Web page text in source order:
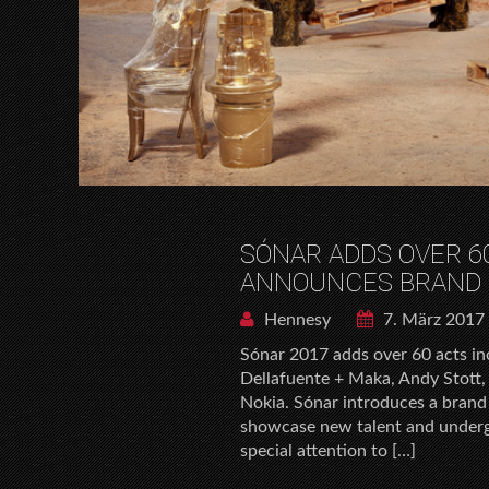
SÓNAR ADDS OVER
ANNOUNCES
Hennesy
7. März 2017
Sónar 2017 adds over 60 acts
Dellafuente + Maka, Andy Stott,
Nokia. Sónar introduces a
showcase new talent and
special attention to […]